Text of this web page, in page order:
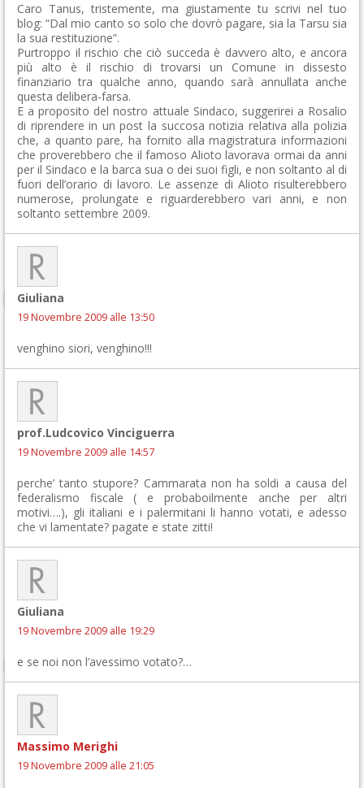
Caro Tanus, tristemente, ma giustamente tu scrivi nel tuo
blog: “Dal mio canto so solo che dovrò pagare, sia la Tarsu sia
la sua restituzione”.
Purtroppo il rischio che ciò succeda è davvero alto, e ancora
più alto è il rischio di trovarsi un Comune in dissesto
finanziario tra qualche anno, quando sarà annullata anche
questa delibera-farsa.
E a proposito del nostro attuale Sindaco, suggerirei a Rosalio
di riprendere in un post la succosa notizia relativa alla polizia
che, a quanto pare, ha fornito alla magistratura informazioni
che proverebbero che il famoso Alioto lavorava ormai da anni
per il Sindaco e la barca sua o dei suoi figli, e non soltanto al di
fuori dell’orario di lavoro. Le assenze di Alioto risulterebbero
numerose, prolungate e riguarderebbero vari anni, e non
soltanto settembre 2009.
Giuliana
19 Novembre 2009 alle 13:50
venghino siori, venghino!!!
prof.Ludcovico Vinciguerra
19 Novembre 2009 alle 14:57
perche’ tanto stupore? Cammarata non ha soldi a causa del
federalismo fiscale ( e probaboilmente anche per altri
motivi….), gli italiani e i palermitani li hanno votati, e adesso
che vi lamentate? pagate e state zitti!
Giuliana
19 Novembre 2009 alle 19:29
e se noi non l’avessimo votato?…
Massimo Merighi
19 Novembre 2009 alle 21:05